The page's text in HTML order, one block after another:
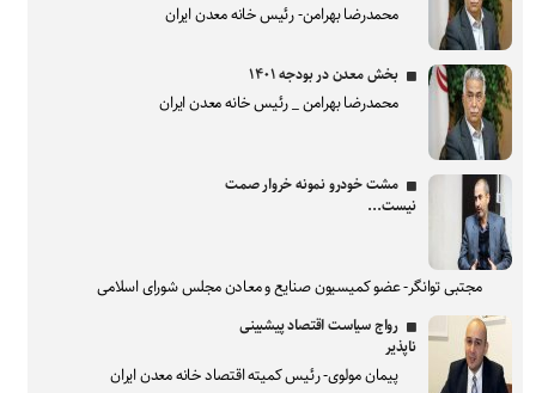
محمدرضا بهرامن- رئیس خانه معدن ایران
بخش معدن در بودجه ۱۴۰۱
محمدرضا بهرامن _ رئیس خانه معدن ایران
مشت خودرو نمونه خروار صمت
نیست...
مجتبی توانگر- عضو کمیسیون صنایع و معادن مجلس شورای اسلامی
رواج سیاست اقتصاد پیشبینی
ناپذیر
پیمان مولوی- رئیس کمیته اقتصاد خانه معدن ایران